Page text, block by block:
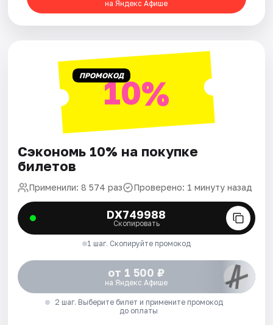
на Яндекс Афише
ПРОМОКОД10%
Сэкономь 10% на покупке
билетов
Применили: 8 574 раз Проверено: 1 минуту назад
DX749988
Скопировать
1 шаг. Скопируйте промокод
от 1 500 ₽
на Яндекс Афише
2 шаг. Выберите билет и примените промокод
до оплаты